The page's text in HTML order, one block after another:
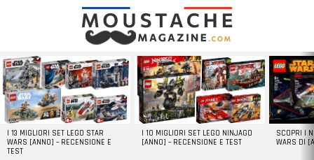
LATEST
STORIES
I 13 MIGLIORI SET LEGO STAR
WARS [ANNO] – RECENSIONE E
TEST
I 10 MIGLIORI SET LEGO NINJAGO
[ANNO] – RECENSIONE E TEST
SCOPRI I
WARS DI